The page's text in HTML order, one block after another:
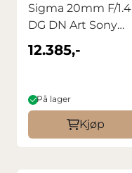
Sigma 20mm F/1.4
DG DN Art Sony
E/FE
12.385,-
På lager
Kjøp